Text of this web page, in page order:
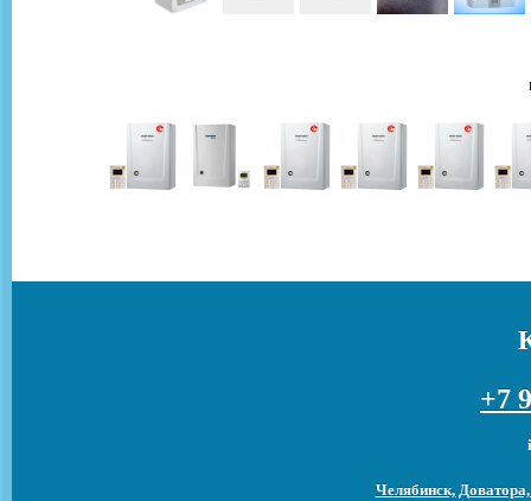
+7
Челябинск,